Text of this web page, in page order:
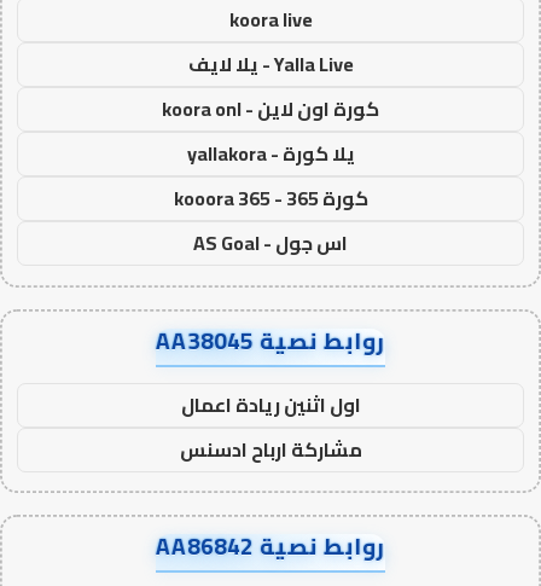
koora live
Yalla Live - يلا لايف
كورة اون لاين - koora onl
يلا كورة - yallakora
كورة 365 - kooora 365
اس جول - AS Goal
روابط نصية AA38045
اول اثنين ريادة اعمال
مشاركة ارباح ادسنس
روابط نصية AA86842